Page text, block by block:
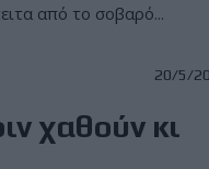
από το σοβαρό...
20/5/
χαθούν κι